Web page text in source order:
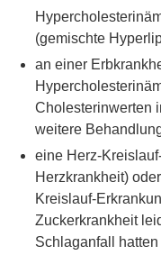
(gemischte
an einer
Cholesterinwerten
weitere
eine Herz-
Herzkrankheit)
Kreislauf-
Zuckerkrankheit
Schlaganfall